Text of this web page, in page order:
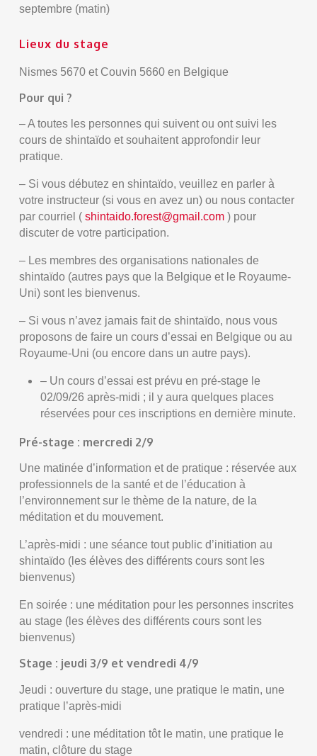
septembre (matin)
Lieux du stage
Nismes 5670 et Couvin 5660 en Belgique
Pour qui ?
– A toutes les personnes qui suivent ou ont suivi les
cours de shintaïdo et souhaitent approfondir leur
pratique.
– Si vous débutez en shintaïdo, veuillez en parler à
votre instructeur (si vous en avez un) ou nous contacter
par courriel (shintaido.forest@gmail.com) pour
discuter de votre participation.
– Les membres des organisations nationales de
shintaïdo (autres pays que la Belgique et le Royaume-
Uni) sont les bienvenus.
– Si vous n’avez jamais fait de shintaïdo, nous vous
proposons de faire un cours d’essai en Belgique ou au
Royaume-Uni (ou encore dans un autre pays).
– Un cours d’essai est prévu en pré-stage le
02/09/26 après-midi ; il y aura quelques places
réservées pour ces inscriptions en dernière minute.
Pré-stage : mercredi 2/9
Une matinée d’information et de pratique : réservée aux
professionnels de la santé et de l’éducation à
l’environnement sur le thème de la nature, de la
méditation et du mouvement.
L’après-midi : une séance tout public d’initiation au
shintaïdo (les élèves des différents cours sont les
bienvenus)
En soirée : une méditation pour les personnes inscrites
au stage (les élèves des différents cours sont les
bienvenus)
Stage : jeudi 3/9 et vendredi 4/9
Jeudi : ouverture du stage, une pratique le matin, une
pratique l’après-midi
vendredi : une méditation tôt le matin, une pratique le
matin, clôture du stage